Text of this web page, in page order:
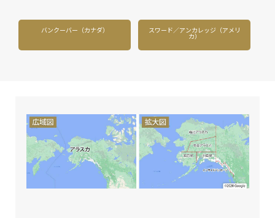
バンクーバー（カナダ） スワード／アンカレッジ（アメリ
カ）